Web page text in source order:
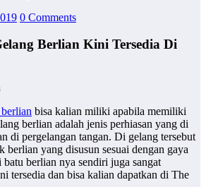
0 Comments
Berlian Kini Tersedia Di
bisa kalian miliki apabila memiliki
berlian adalah jenis perhiasan yang di
di pergelangan tangan. Di gelang tersebut
berlian yang disusun sesuai dengan gaya
berlian nya sendiri juga sangat
tersedia dan bisa kalian dapatkan di The